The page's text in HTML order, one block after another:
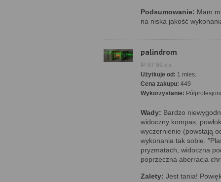
Podsumowanie: Mam
na niska jakość
palindrom
IP 87.99.x.x
Użytkuje od: 1 mies.
Cena zakupu: 449
Wykorzystanie:
Wady: Bardzo
widoczny kompas,
wyczernienie (powstają
wykonania tak sobie.
pryzmatach, widoczna
poprzeczna aberracja
Zalety: Jest tania!